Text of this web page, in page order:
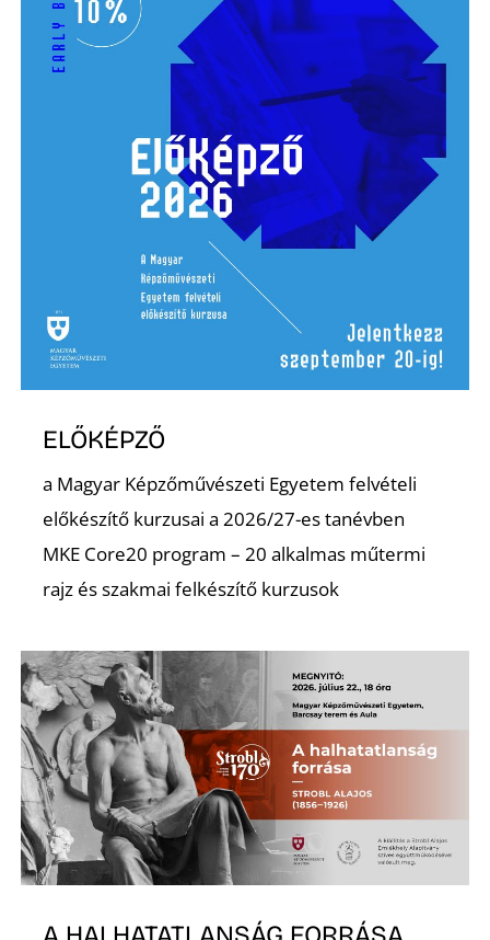
ELŐKÉPZŐ
a Magyar Képzőművészeti Egyetem felvételi
előkészítő kurzusai a 2026/27-es tanévben
MKE Core20 program – 20 alkalmas műtermi
rajz és szakmai felkészítő kurzusok